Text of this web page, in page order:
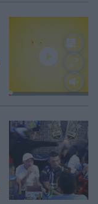
Loaded: